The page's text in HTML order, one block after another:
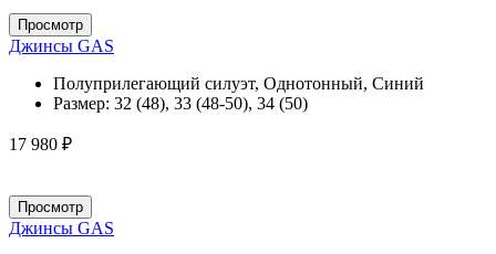
Просмотр
Джинсы GAS
Полуприлегающий силуэт, Однотонный, Синий
Размер: 32 (48), 33 (48-50), 34 (50)
17 980 ₽
Просмотр
Джинсы GAS